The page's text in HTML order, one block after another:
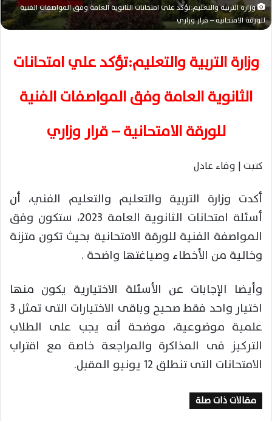
وزارة التربية والتعليم:تؤكد علي امتحانات الثانوية العامة وفق المواصفات الفنية
للورقة الامتحانية – قرار وزاري
وزارة التربية والتعليم:تؤكد علي امتحانات
الثانوية العامة وفق المواصفات الفنية
للورقة الامتحانية – قرار وزاري
كتبت | وفاء عادل
أكدت وزارة التربية والتعليم والتعليم الفني، أن
أسئلة امتحانات الثانوية العامة 2023، ستكون وفق
المواصفة الفنية للورقة الامتحانية بحيث تكون متزنة
وخالية من الأخطاء وصياغتها واضحة .
وأيضا الإجابات عن الأسئلة الاختيارية يكون منها
اختيار واحد فقط صحيح وباقى الاختيارات التى تمثل 3
علمية موضوعية، موضحة أنه يجب على الطلاب
التركيز فى المذاكرة والمراجعة خاصة مع اقتراب
الامتحانات التى تنطلق 12 يونيو المقبل.
مقالات ذات صلة